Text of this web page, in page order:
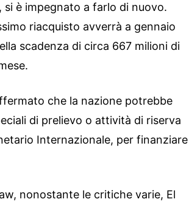
è impegnato a farlo di nuovo.
riacquisto avverrà a gennaio
scadenza di circa 667 milioni di
che la nazione potrebbe
di prelievo o attività di riserva
Internazionale, per finanziare
nonostante le critiche varie, El